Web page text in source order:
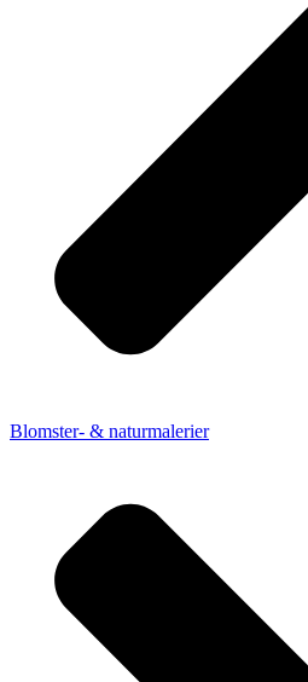
Blomster- & naturmalerier